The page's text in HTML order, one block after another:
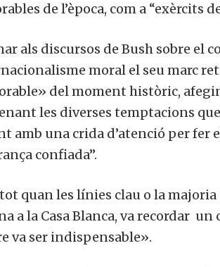
de l’època, com a “exèrcits
als discursos de Bush sobre el
moral el seu marc
del moment històric,
les diverses temptacions
amb una crida d’atenció per fer
confiada”.
quan les línies clau o la
a la Casa Blanca, va recordar un
va ser indispensable».